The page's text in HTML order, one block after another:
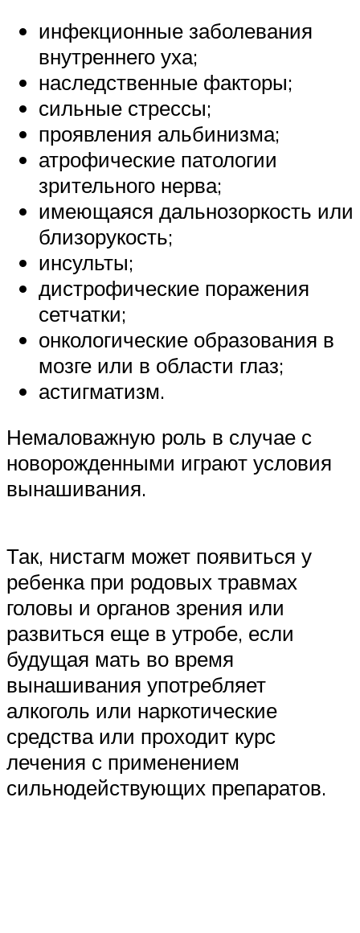
инфекционные заболевания
внутреннего уха;
наследственные факторы;
сильные стрессы;
проявления альбинизма;
атрофические патологии
зрительного нерва;
имеющаяся дальнозоркость или
близорукость;
инсульты;
дистрофические поражения
сетчатки;
онкологические образования в
мозге или в области глаз;
астигматизм.
Немаловажную роль в случае с
новорожденными играют условия
вынашивания.
Так, нистагм может появиться у
ребенка при родовых травмах
головы и органов зрения или
развиться еще в утробе, если
будущая мать во время
вынашивания употребляет
алкоголь или наркотические
средства или проходит курс
лечения с применением
сильнодействующих препаратов.